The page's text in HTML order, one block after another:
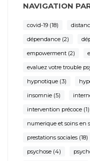
NAVIGATION
covid-19 (18)
dépendance (2)
empowerment (2)
evaluez votre trouble
hypnotique (3)
insomnie (5)
intervention précoce (1)
numerique et soins en
prestations sociales (18)
psychose (4)